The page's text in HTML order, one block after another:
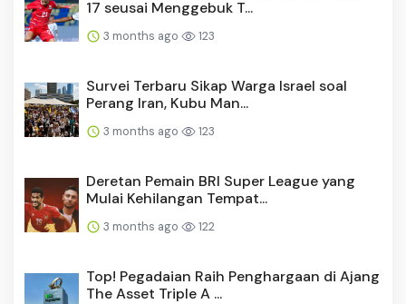
17 seusai Menggebuk T...
3 months ago 123
Survei Terbaru Sikap Warga Israel soal
Perang Iran, Kubu Man...
3 months ago 123
Deretan Pemain BRI Super League yang
Mulai Kehilangan Tempat...
3 months ago 122
Top! Pegadaian Raih Penghargaan di Ajang
The Asset Triple A ...